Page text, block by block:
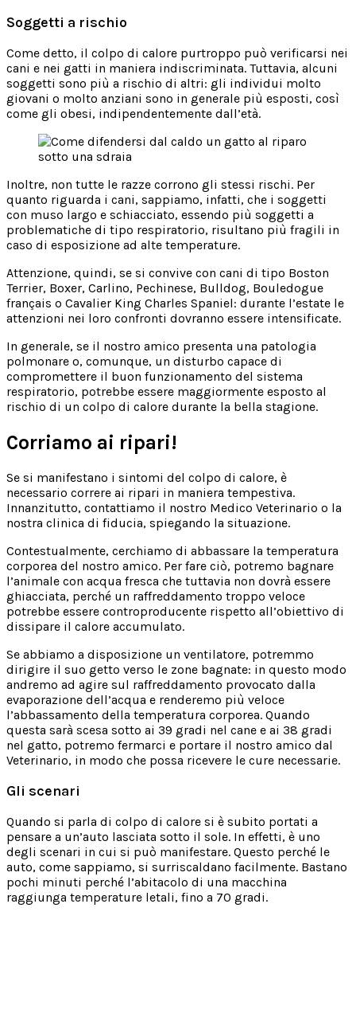
Soggetti a rischio
Come detto, il colpo di calore purtroppo può verificarsi nei
cani e nei gatti in maniera indiscriminata. Tuttavia, alcuni
soggetti sono più a rischio di altri: gli individui molto
giovani o molto anziani sono in generale più esposti, così
come gli obesi, indipendentemente dall’età.
Inoltre, non tutte le razze corrono gli stessi rischi. Per
quanto riguarda i cani, sappiamo, infatti, che i soggetti
con muso largo e schiacciato, essendo più soggetti a
problematiche di tipo respiratorio, risultano più fragili in
caso di esposizione ad alte temperature.
Attenzione, quindi, se si convive con cani di tipo Boston
Terrier, Boxer, Carlino, Pechinese, Bulldog, Bouledogue
français o Cavalier King Charles Spaniel: durante l’estate le
attenzioni nei loro confronti dovranno essere intensificate.
In generale, se il nostro amico presenta una patologia
polmonare o, comunque, un disturbo capace di
compromettere il buon funzionamento del sistema
respiratorio, potrebbe essere maggiormente esposto al
rischio di un colpo di calore durante la bella stagione.
Corriamo ai ripari!
Se si manifestano i sintomi del colpo di calore, è
necessario correre ai ripari in maniera tempestiva.
Innanzitutto, contattiamo il nostro Medico Veterinario o la
nostra clinica di fiducia, spiegando la situazione.
Contestualmente, cerchiamo di abbassare la temperatura
corporea del nostro amico. Per fare ciò, potremo bagnare
l’animale con acqua fresca che tuttavia non dovrà essere
ghiacciata, perché un raffreddamento troppo veloce
potrebbe essere controproducente rispetto all’obiettivo di
dissipare il calore accumulato.
Se abbiamo a disposizione un ventilatore, potremmo
dirigire il suo getto verso le zone bagnate: in questo modo
andremo ad agire sul raffreddamento provocato dalla
evaporazione dell’acqua e renderemo più veloce
l’abbassamento della temperatura corporea. Quando
questa sarà scesa sotto ai 39 gradi nel cane e ai 38 gradi
nel gatto, potremo fermarci e portare il nostro amico dal
Veterinario, in modo che possa ricevere le cure necessarie.
Gli scenari
Quando si parla di colpo di calore si è subito portati a
pensare a un’auto lasciata sotto il sole. In effetti, è uno
degli scenari in cui si può manifestare. Questo perché le
auto, come sappiamo, si surriscaldano facilmente. Bastano
pochi minuti perché l’abitacolo di una macchina
raggiunga temperature letali, fino a 70 gradi.